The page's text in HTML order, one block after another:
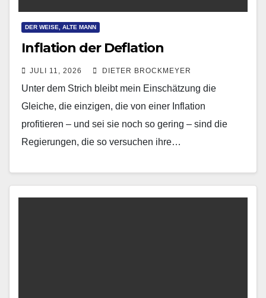
DER WEISE, ALTE MANN
Inflation der Deflation
JULI 11, 2026 DIETER BROCKMEYER
Unter dem Strich bleibt mein Einschätzung die
Gleiche, die einzigen, die von einer Inflation
profitieren – und sei sie noch so gering – sind die
Regierungen, die so versuchen ihre…